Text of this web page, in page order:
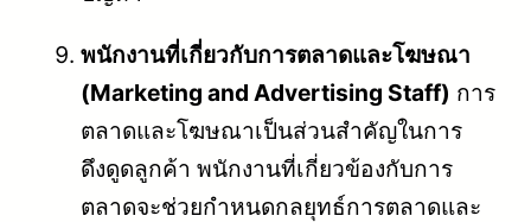
พนักงานที่เกี่ยวกับการตลาดและโฆษณา
(Marketing and Advertising Staff) การ
ตลาดและโฆษณาเป็นส่วนสำคัญในการ
ดึงดูดลูกค้า พนักงานที่เกี่ยวข้องกับการ
ตลาดจะช่วยกำหนดกลยุทธ์การตลาดและ